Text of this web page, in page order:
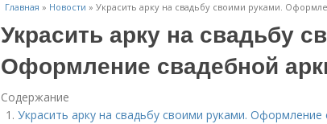
Главная » Новости » Украсить арку на свадьбу своими руками.
Украсить арку на свадьбу
Оформление свадебной
Содержание
Украсить арку на свадьбу своими руками.